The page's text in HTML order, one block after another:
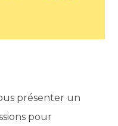
présenter un
pour